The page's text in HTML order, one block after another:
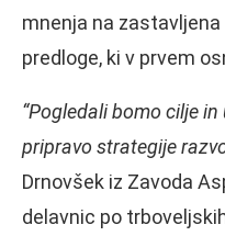
mnenja na
predloge, ki v prvem
“Pogledali bomo cilje
pripravo strategije
Drnovšek iz Zavoda
delavnic po